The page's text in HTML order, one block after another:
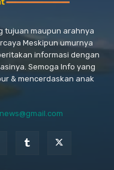
tujuan maupun arahnya
Meskipun umurnya
informasi dengan
Semoga Info yang
& mencerdaskan anak